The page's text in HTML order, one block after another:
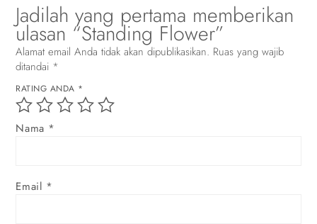
Jadilah yang pertama memberikan
ulasan “Standing Flower”
Alamat email Anda tidak akan dipublikasikan. Ruas yang wajib
ditandai *
RATING ANDA *
Nama *
Email *